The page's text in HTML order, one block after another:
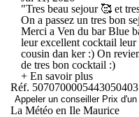
"Tres beau sejour 🥰 et
On a passez un tres bon
Merci a Ven du bar Blue
leur excellent cocktail
cousin dan ker :) On
de tres bon cocktail :)
+ En savoir plus
Réf. 5070700005443050403
Appeler un conseiller Prix
La Météo en Ile Maurice